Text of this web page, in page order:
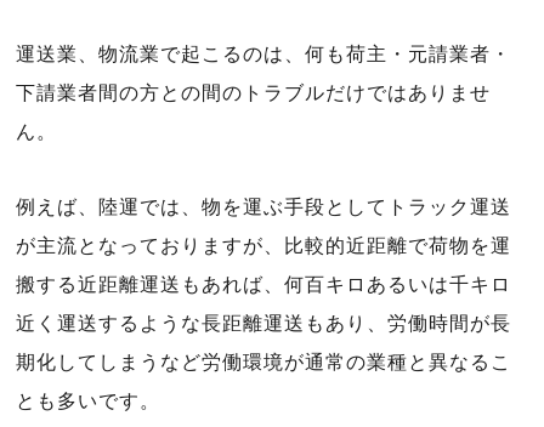
運送業、物流業で起こるのは、何も荷主・元請業者・
下請業者間の方との間のトラブルだけではありませ
ん。
例えば、陸運では、物を運ぶ手段としてトラック運送
が主流となっておりますが、比較的近距離で荷物を運
搬する近距離運送もあれば、何百キロあるいは千キロ
近く運送するような長距離運送もあり、労働時間が長
期化してしまうなど労働環境が通常の業種と異なるこ
とも多いです。